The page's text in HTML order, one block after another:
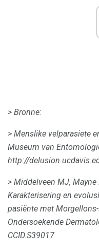
> Bronne:
> Menslike velparasiete
Museum van
http://
> Middelveen MJ, Mayne
Karakterisering en
pasiënte met
Ondersoekende
CCID.S39017